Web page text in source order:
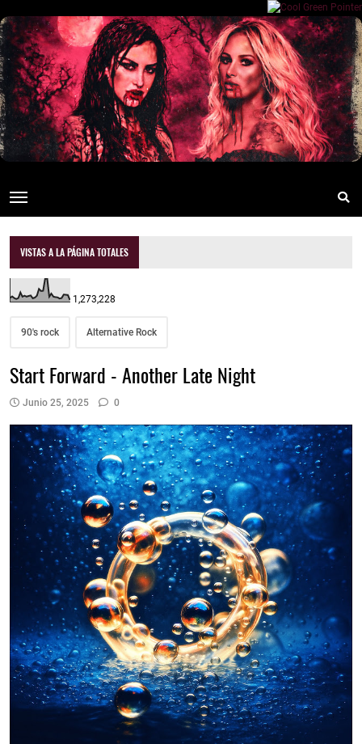
VISTAS A LA PÁGINA TOTALES
1,273,228
90's rock Alternative Rock
Start Forward - Another Late Night
Junio 25, 2025 0